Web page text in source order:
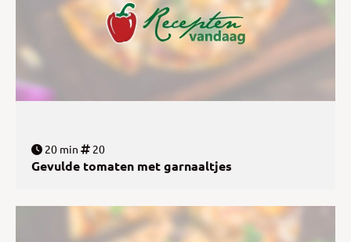
20 min 20
Gevulde tomaten met garnaaltjes